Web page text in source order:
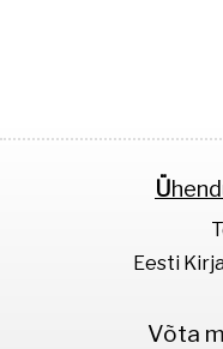
Ü
Eesti
Võta